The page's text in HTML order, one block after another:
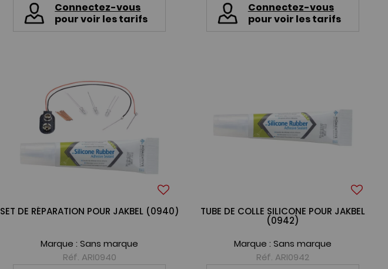
Connectez-vous
pour voir les tarifs
Connectez-vous
pour voir les tarifs
SET DE RÉPARATION POUR JAKBEL (0940)
Marque :Sans marque
Réf. ARI0940
TUBE DE COLLE SILICONE POUR JAKBEL
(0942)
Marque : Sans marque
Réf. ARI0942